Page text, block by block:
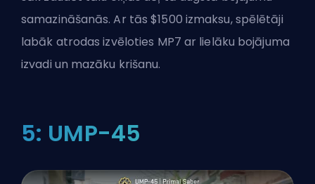
samazināšanās. Ar tās $1500 izmaksu, spēlētāji
labāk atrodas izvēloties MP7 ar lielāku bojājuma
izvadi un mazāku krišanu.
5: UMP-45